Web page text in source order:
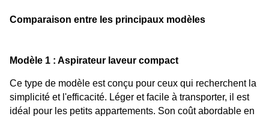
Comparaison entre les principaux modèles
Modèle 1 : Aspirateur laveur compact
Ce type de modèle est conçu pour ceux qui recherchent la
simplicité et l'efficacité. Léger et facile à transporter, il est
idéal pour les petits appartements. Son coût abordable en